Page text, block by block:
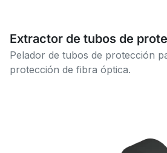
Extractor de tubos de
Pelador de tubos de protección
protección de fibra óptica.